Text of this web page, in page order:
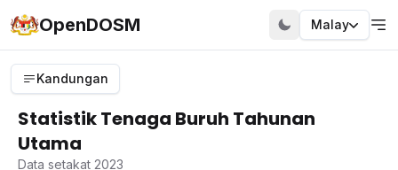
OpenDOSM Malay
Kandungan
Statistik Tenaga Buruh Tahunan
Utama
Data setakat 2023